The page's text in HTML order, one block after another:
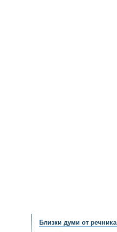
Близки думи от речника